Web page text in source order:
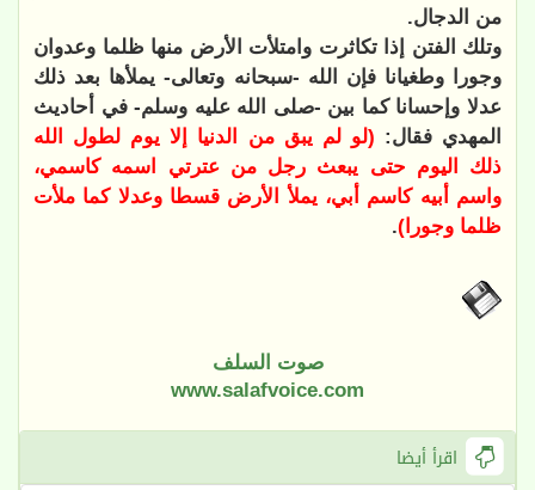
من الدجال.
وتلك الفتن إذا تكاثرت وامتلأت الأرض منها ظلما وعدوان
وجورا وطغيانا فإن الله -سبحانه وتعالى- يملأها بعد ذلك
عدلا وإحسانا كما بين -صلى الله عليه وسلم- في أحاديث
المهدي فقال: (لو لم يبق من الدنيا إلا يوم لطول الله
ذلك اليوم حتى يبعث رجل من عترتي اسمه كاسمي،
واسم أبيه كاسم أبي، يملأ الأرض قسطا وعدلا كما ملأت
ظلما وجورا).
صوت السلف
www.salafvoice.com
اقرأ أيضا